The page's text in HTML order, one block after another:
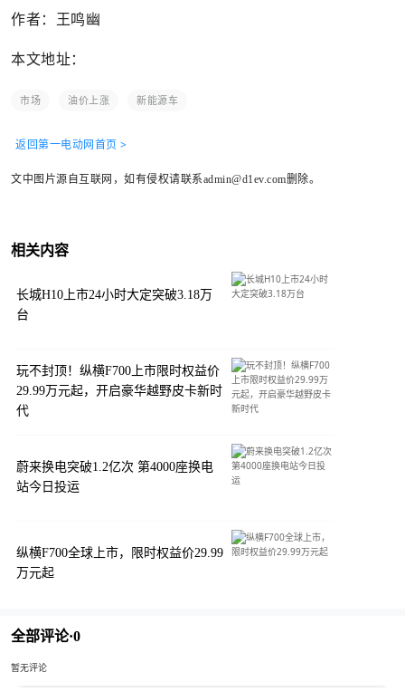
作者：王鸣幽
本文地址：
市场 油价上涨 新能源车
返回第一电动网首页 >
文中图片源自互联网，如有侵权请联系admin@d1ev.com删除。
相关内容
长城H10上市24小时大定突破3.18万
台
玩不封顶！纵横F700上市限时权益价
29.99万元起，开启豪华越野皮卡新时
代
蔚来换电突破1.2亿次 第4000座换电
站今日投运
纵横F700全球上市，限时权益价29.99
万元起
全部评论·0
暂无评论